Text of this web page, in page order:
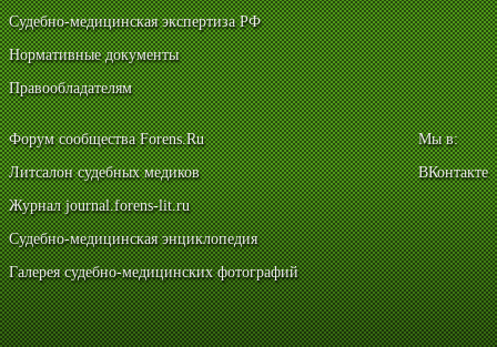
Судебно-медицинская экспертиза РФ
Нормативные документы
Правообладателям
Форум сообщества Forens.Ru
Литсалон судебных медиков
Журнал journal.forens-lit.ru
Судебно-медицинская энциклопедия
Галерея судебно-медицинских фотографий
Мы в:
ВКонтакте